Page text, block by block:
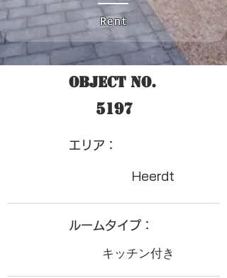
Rent
Object No.
5197
​エリア：
Heerdt
ルームタイプ：
キッチン付き